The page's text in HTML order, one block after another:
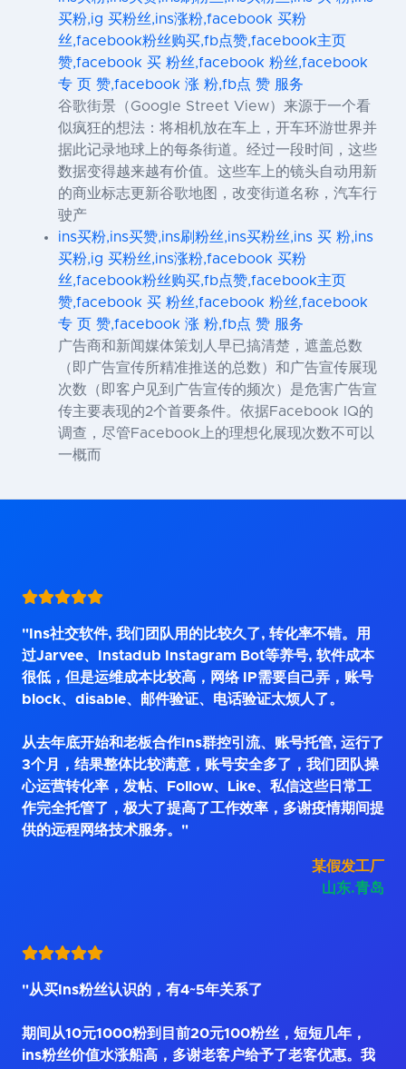
买粉,ig 买粉丝,ins涨粉,facebook 买粉
丝,facebook粉丝购买,fb点赞,facebook主页
赞,facebook 买 粉丝,facebook 粉丝,facebook
专 页 赞,facebook 涨 粉,fb点 赞 服务
谷歌街景（Google Street View）来源于一个看
似疯狂的想法：将相机放在车上，开车环游世界并
据此记录地球上的每条街道。经过一段时间，这些
数据变得越来越有价值。这些车上的镜头自动用新
的商业标志更新谷歌地图，改变街道名称，汽车行
驶产
ins买粉,ins买赞,ins刷粉丝,ins买粉丝,ins 买 粉,ins
买粉,ig 买粉丝,ins涨粉,facebook 买粉
丝,facebook粉丝购买,fb点赞,facebook主页
赞,facebook 买 粉丝,facebook 粉丝,facebook
专 页 赞,facebook 涨 粉,fb点 赞 服务
广告商和新闻媒体策划人早已搞清楚，遮盖总数
（即广告宣传所精准推送的总数）和广告宣传展现
次数（即客户见到广告宣传的频次）是危害广告宣
传主要表现的2个首要条件。依据Facebook IQ的
调查，尽管Facebook上的理想化展现次数不可以
一概而
"Ins社交软件, 我们团队用的比较久了, 转化率不错。用
过Jarvee、Instadub Instagram Bot等养号, 软件成本
很低，但是运维成本比较高，网络 IP需要自己弄，账号
block、disable、邮件验证、电话验证太烦人了。
从去年底开始和老板合作Ins群控引流、账号托管, 运行了
3个月，结果整体比较满意，账号安全多了，我们团队操
心运营转化率，发帖、Follow、Like、私信这些日常工
作完全托管了，极大了提高了工作效率，多谢疫情期间提
供的远程网络技术服务。"
某假发工厂
山东.青岛
"从买Ins粉丝认识的，有4~5年关系了
期间从10元1000粉到目前20元100粉丝，短短几年，
ins粉丝价值水涨船高，多谢老客户给予了老客优惠。我